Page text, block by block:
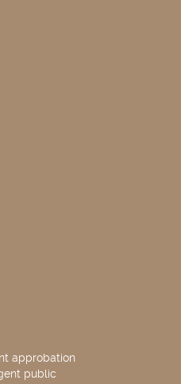
approbation
public